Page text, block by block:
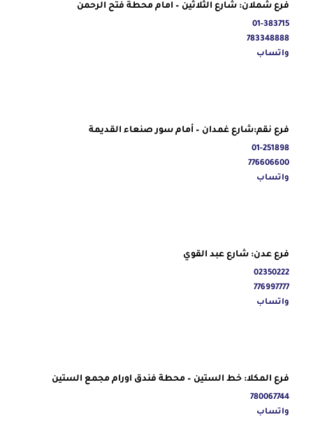
فرع شملان: شارع الثلاثين – امام محطة فتح الرحمن
01-383715
783348888
واتساب
فرع نقم:شارع غمدان – أمام سور صنعاء القديمة
01-251898
776606600
واتساب
فرع عدن: شارع عبد القوي
02350222
776997777
واتساب
فرع المكلا: خط الستين – محطة فندق اورام مجمع الستين
780067744
واتساب